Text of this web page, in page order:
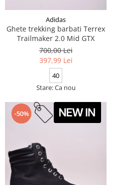
Adidas
Ghete trekking barbati Terrex
Trailmaker 2.0 Mid GTX
700,00 Lei
397,99 Lei
40
Stare: Ca nou
-50%